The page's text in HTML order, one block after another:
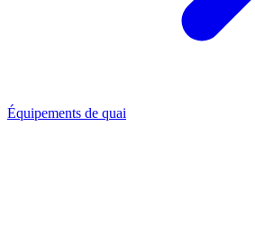
Équipements de quai